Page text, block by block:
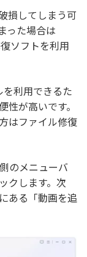
損してしまう可
った場合は
ソフトを利用
を利用できるた
が高いです。
はファイル修復
のメニューバ
クします。次
ある「動画を追